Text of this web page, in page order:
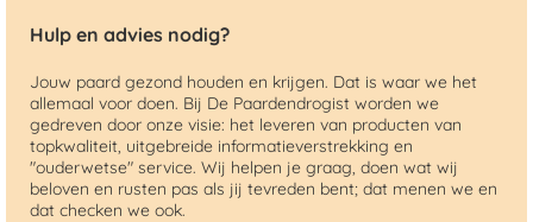
Hulp en advies nodig?
Jouw paard gezond houden en krijgen. Dat is waar we het
allemaal voor doen. Bij De Paardendrogist worden we
gedreven door onze visie: het leveren van producten van
topkwaliteit, uitgebreide informatieverstrekking en
"ouderwetse" service. Wij helpen je graag, doen wat wij
beloven en rusten pas als jij tevreden bent; dat menen we en
dat checken we ook.